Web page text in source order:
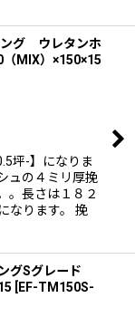
ング ウレタンホ
MIX）×150×15
坪-】になりま
ュの４ミリ厚挽
。長さは１８２
なります。 挽
グSグレード
EF-TM150S-